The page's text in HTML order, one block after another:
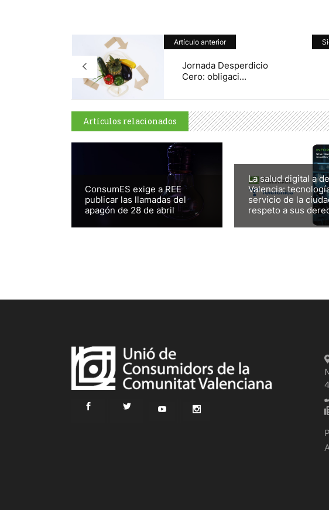
Artículo anterior
Jornada Desperdicio
Cero: obligaci...
Artículos relacionados
ConsumES exige a REE
publicar las llamadas del
apagón de 28 de abril
La salud digital a
Valencia:
servicio de la
respeto a sus